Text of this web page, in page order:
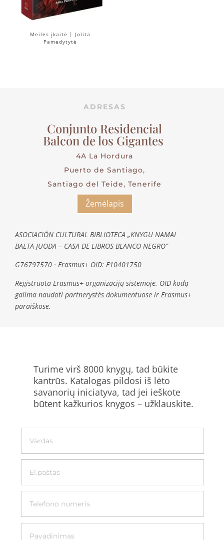
Meilės įkaitė | Jolita
Pamedytytė
ADRESAS
Conjunto Residencial
Balcon de los Gigantes
4A La Hordura
Puerto de Santiago,
Santiago del Teide, Tenerife
Žemėlapis
ASOCIACIÓN CULTURAL BIBLIOTECA „KNYGU NAMAI
BALTA JUODA – CASA DE LIBROS BLANCO NEGRO”
G76797570 · Erasmus+ OID: E10401750
Registruota Erasmus+ organizacijų sistemoje. OID kodą
galima naudoti partnerystės dokumentuose ir Erasmus+
paraiškose.
Turime virš 8000 knygų, tad būkite
kantrūs. Katalogas pildosi iš lėto
savanorių iniciatyva, tad jei ieškote
būtent kažkurios knygos – užklauskite.